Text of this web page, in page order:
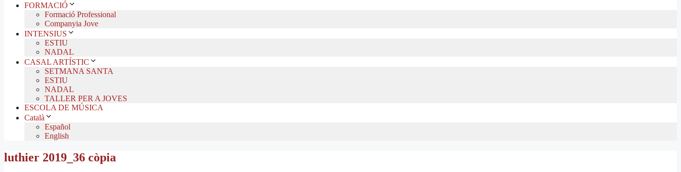
FORMACIÓ
Formació Professional
Companyia Jove
INTENSIUS
ESTIU
NADAL
CASAL ARTÍSTIC
SETMANA SANTA
ESTIU
NADAL
TALLER PER A JOVES
ESCOLA DE MÚSICA
Català
Español
English
luthier 2019_36 còpia